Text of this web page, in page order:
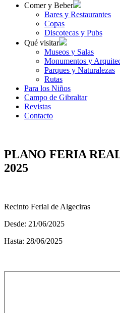
Comer y Beber
Bares y Restaurantes
Copas
Discotecas y Pubs
Qué visitar
Museos y Salas
Monumentos y
Parques y Naturalezas
Rutas
Para los Niños
Campo de Gibraltar
Revistas
Contacto
PLANO FERIA
2025
Recinto Ferial de Algeciras
Desde: 21/06/2025
Hasta: 28/06/2025